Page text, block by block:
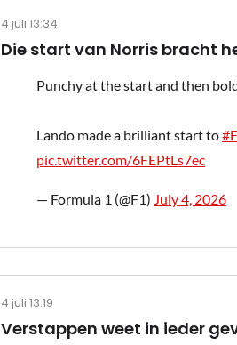
4 juli 13:34
Die start van Norris bracht
Punchy at the start and then
Lando made a brilliant start to
pic.twitter.com/6FEPtLs7ec
— Formula 1 (@F1) July 4, 2026
4 juli 13:19
Verstappen weet in ieder